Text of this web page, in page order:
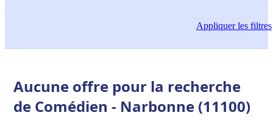
Appliquerles filtres
Aucune offre pour la recherche
de Comédien - Narbonne (11100)